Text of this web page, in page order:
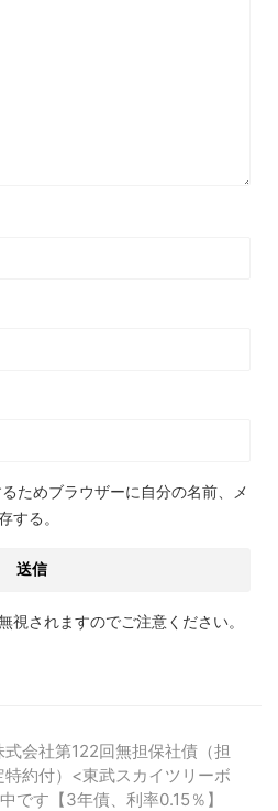
ためブラウザーに自分の名前、メ
する。
視されますのでご注意ください。
会社第122回無担保社債（担
特約付）<東武スカイツリーボ
です【3年債、利率0.15％】